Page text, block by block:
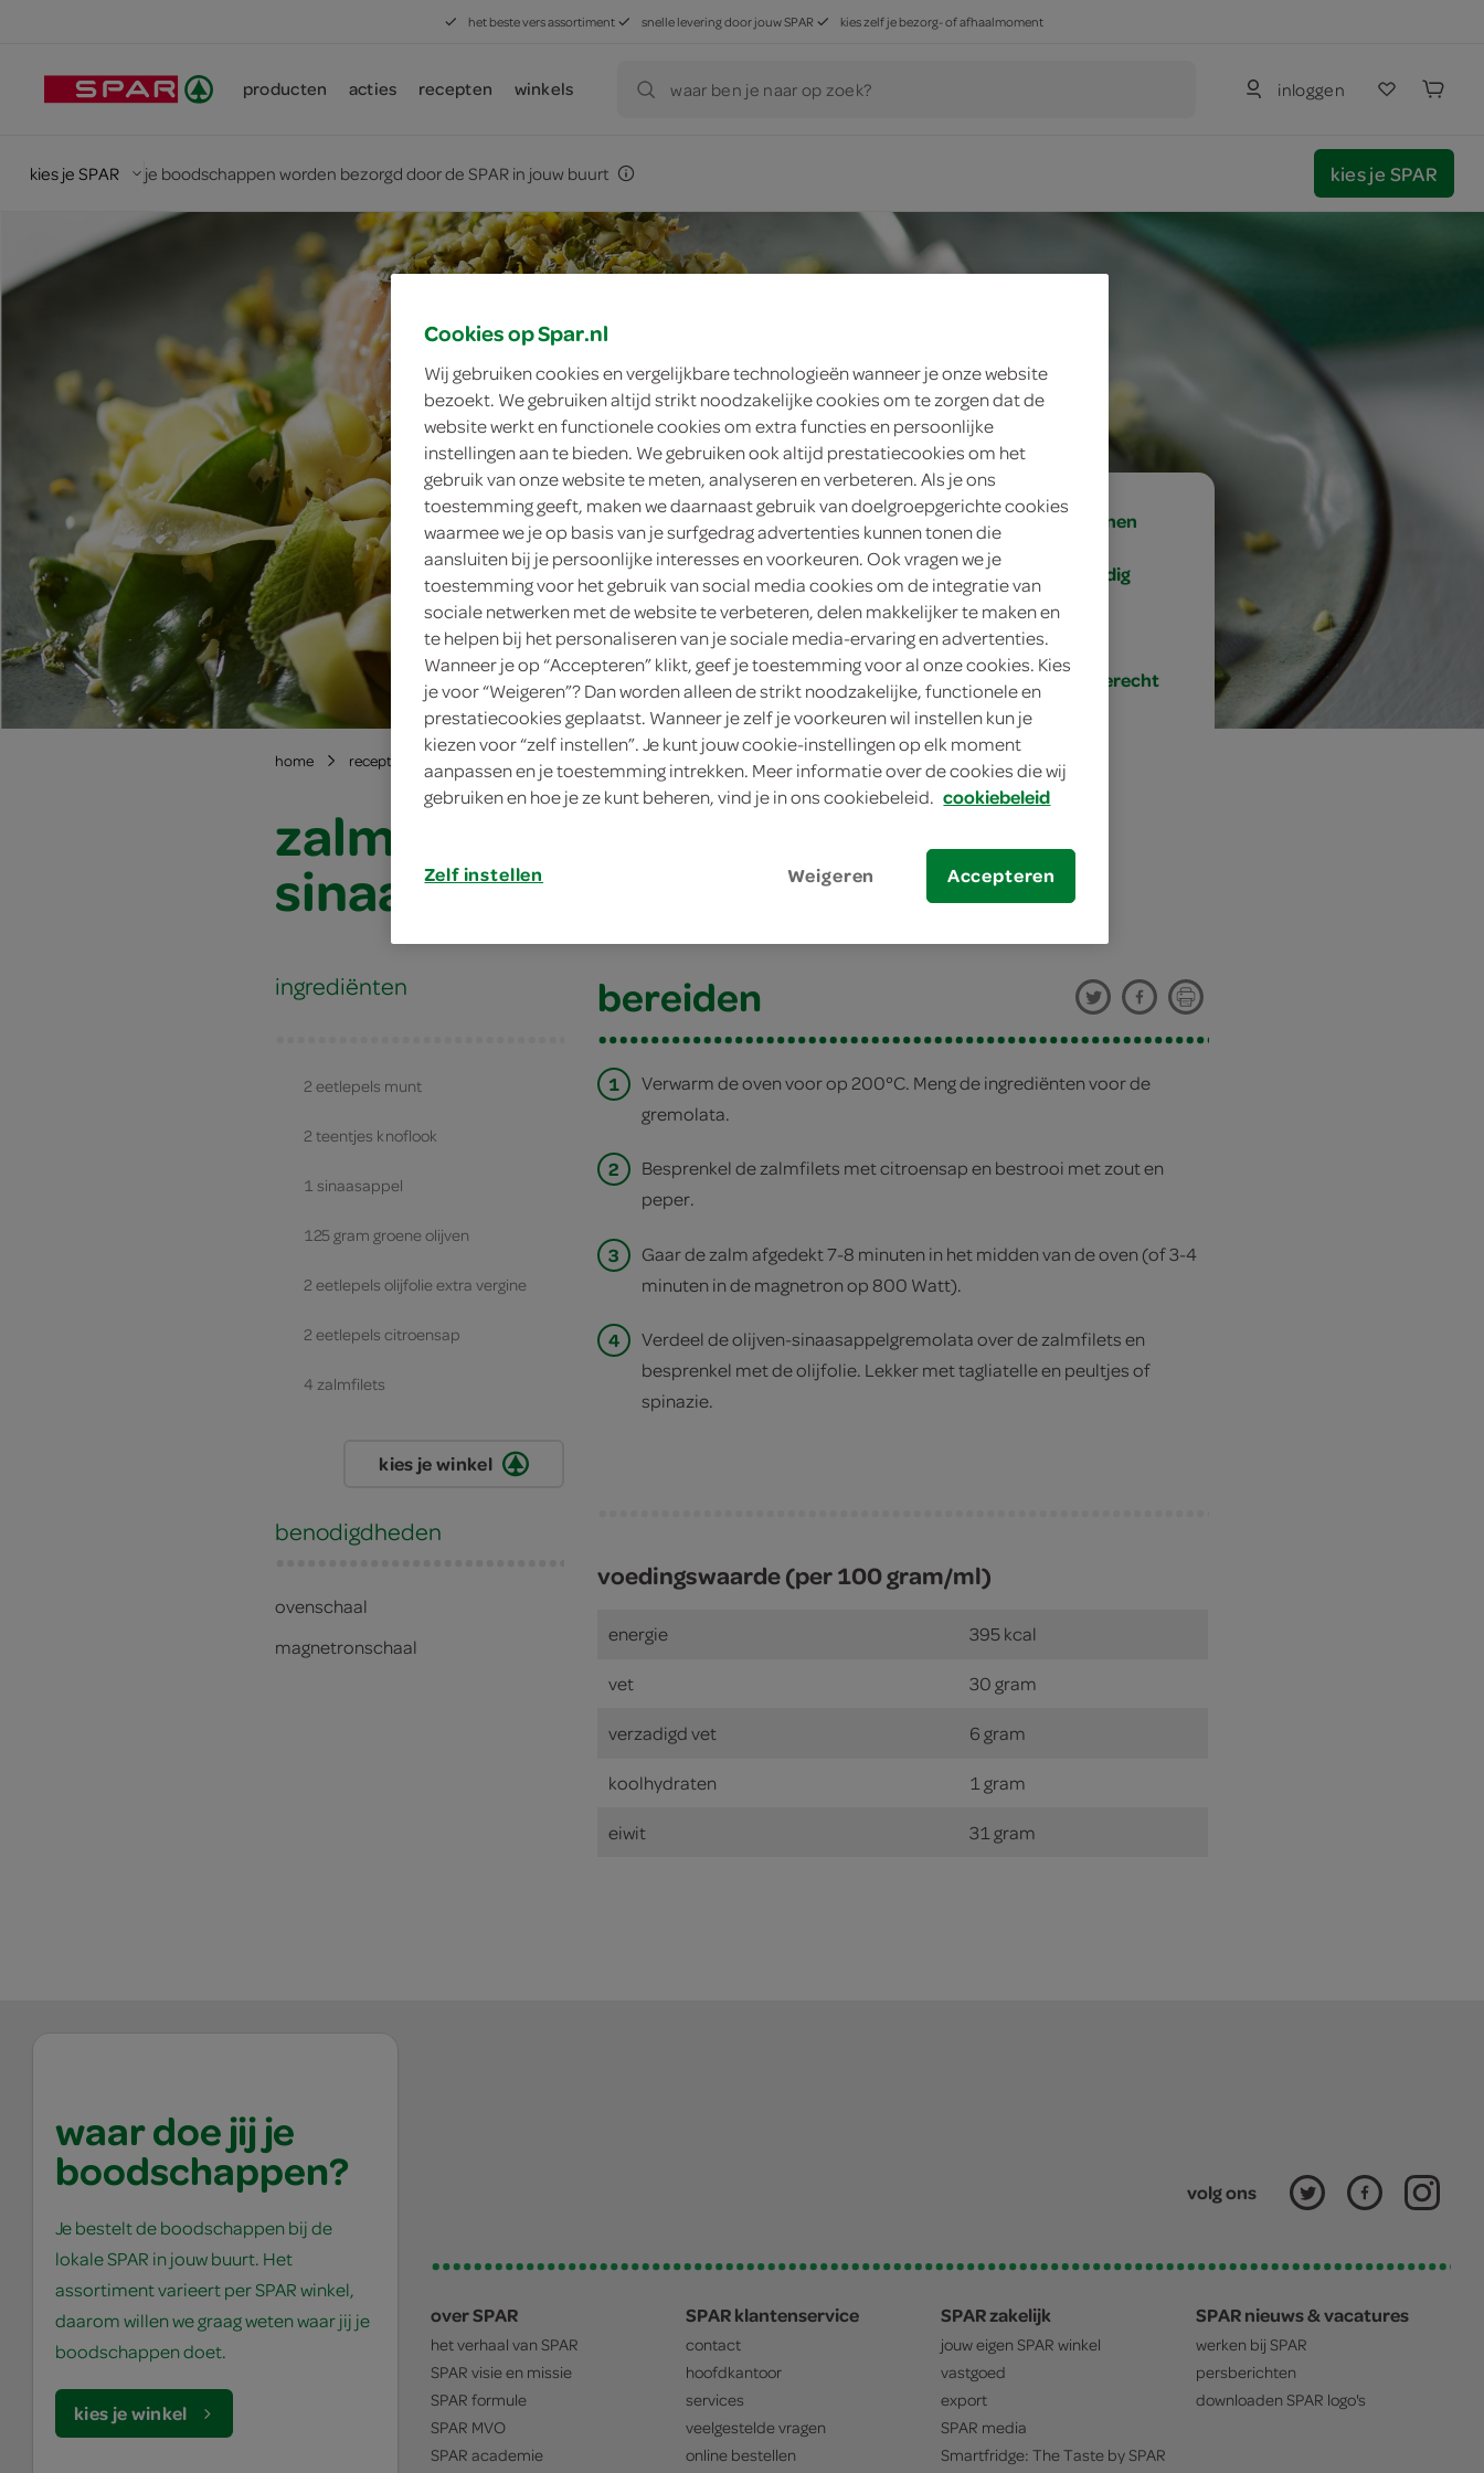
het beste vers assortiment snelle levering door jouw SPAR kies zelf je bezorg- of afhaalmoment
producten acties recepten winkels waar ben je naar op zoek? inloggen
kies je SPAR je boodschappen worden bezorgd door de SPAR in jouw buurt kies je SPAR
4 personen
eenvoudig
20 min.
hoofdgerecht
home recepten zalm met olijven-sinaasappelgremolata
zalm met olijven-
sinaasappelgremolata
ingrediënten
2 eetlepels munt
2 teentjes knoflook
1 sinaasappel
125 gram groene olijven
2 eetlepels olijfolie extra vergine
2 eetlepels citroensap
4 zalmfilets
kies je winkel
benodigdheden
ovenschaal
magnetronschaal
bereiden
1
Verwarm de oven voor op 200°C. Meng de ingrediënten voor de
gremolata.
2
Besprenkel de zalmfilets met citroensap en bestrooi met zout en
peper.
3
Gaar de zalm afgedekt 7-8 minuten in het midden van de oven (of 3-4
minuten in de magnetron op 800 Watt).
4
Verdeel de olijven-sinaasappelgremolata over de zalmfilets en
besprenkel met de olijfolie. Lekker met tagliatelle en peultjes of
spinazie.
voedingswaarde (per 100 gram/ml)
energie 395 kcal
vet 30 gram
verzadigd vet 6 gram
koolhydraten 1 gram
eiwit 31 gram
waar doe jij je
boodschappen?
Je bestelt de boodschappen bij de
lokale SPAR in jouw buurt. Het
assortiment varieert per SPAR winkel,
daarom willen we graag weten waar jij je
boodschappen doet.
kies je winkel
volg ons
over SPAR
het verhaal van SPAR
SPAR visie en missie
SPAR formule
SPAR MVO
SPAR academie
SPAR klantenservice
contact
hoofdkantoor
services
veelgestelde vragen
online bestellen
SPAR zakelijk
jouw eigen SPAR winkel
vastgoed
export
SPAR media
Smartfridge: The Taste bySPAR
SPAR nieuws & vacatures
werken bij SPAR
persberichten
downloaden SPAR logo's
Cookies op Spar.nl
Wij gebruiken cookies en vergelijkbare technologieën wanneer je onze website
bezoekt. We gebruiken altijd strikt noodzakelijke cookies om te zorgen dat de
website werkt en functionele cookies om extra functies en persoonlijke
instellingen aan te bieden. We gebruiken ook altijd prestatiecookies om het
gebruik van onze website te meten, analyseren en verbeteren. Als je ons
toestemming geeft, maken we daarnaast gebruik van doelgroepgerichte cookies
waarmee we je op basis van je surfgedrag advertenties kunnen tonen die
aansluiten bij je persoonlijke interesses en voorkeuren. Ook vragen we je
toestemming voor het gebruik van social media cookies om de integratie van
sociale netwerken met de website te verbeteren, delen makkelijker te maken en
te helpen bij het personaliseren van je sociale media-ervaring en advertenties.
Wanneer je op “Accepteren” klikt, geef je toestemming voor al onze cookies. Kies
je voor “Weigeren”? Dan worden alleen de strikt noodzakelijke, functionele en
prestatiecookies geplaatst. Wanneer je zelf je voorkeuren wil instellen kun je
kiezen voor “zelf instellen”. Je kunt jouw cookie-instellingen op elk moment
aanpassen en je toestemming intrekken. Meer informatie over de cookies die wij
gebruiken en hoe je ze kunt beheren, vind je in ons cookiebeleid. cookiebeleid
Zelf instellen Weigeren Accepteren